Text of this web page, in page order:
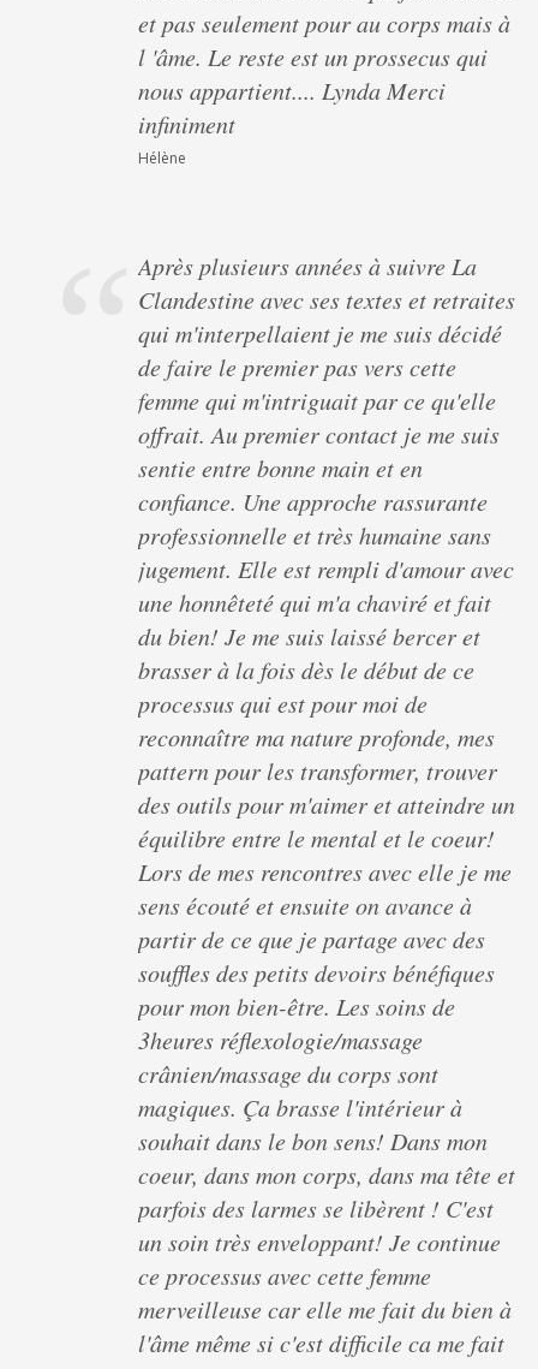
et pas seulement pour au corps mais à
l 'âme. Le reste est un prossecus qui
nous appartient.... Lynda Merci
infiniment
Hélène
Après plusieurs années à suivre La
Clandestine avec ses textes et retraites
qui m'interpellaient je me suis décidé
de faire le premier pas vers cette
femme qui m'intriguait par ce qu'elle
offrait. Au premier contact je me suis
sentie entre bonne main et en
confiance. Une approche rassurante
professionnelle et très humaine sans
jugement. Elle est rempli d'amour avec
une honnêteté qui m'a chaviré et fait
du bien! Je me suis laissé bercer et
brasser à la fois dès le début de ce
processus qui est pour moi de
reconnaître ma nature profonde, mes
pattern pour les transformer, trouver
des outils pour m'aimer et atteindre un
équilibre entre le mental et le coeur!
Lors de mes rencontres avec elle je me
sens écouté et ensuite on avance à
partir de ce que je partage avec des
souffles des petits devoirs bénéfiques
pour mon bien-être. Les soins de
3heures réflexologie/massage
crânien/massage du corps sont
magiques. Ça brasse l'intérieur à
souhait dans le bon sens! Dans mon
coeur, dans mon corps, dans ma tête et
parfois des larmes se libèrent ! C'est
un soin très enveloppant! Je continue
ce processus avec cette femme
merveilleuse car elle me fait du bien à
l'âme même si c'est difficile ca me fait